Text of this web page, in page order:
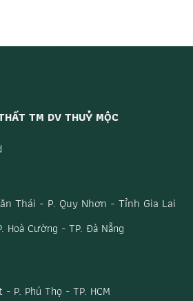
TM DV THUỶ MỘC
Thái - P. Quy Nhơn - Tỉnh Gia Lai
Hoà Cường - TP. Đà Nẵng
P. Phú Thọ - TP. HCM